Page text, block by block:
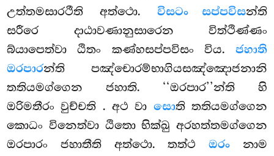
උත්තමසාරථීති අත්ථො. විසටං සප්පවිසන්ති
සරීරෙ දාඨාවණානුසාරෙන විත්ථිණ්ණං
බ්යාපෙත්වා ඨිතං කණ්හසප්පවිසං විය. ජහාති
ඔරපාරන්ති පඤ්චොරම්භාගියසඤ්ඤොජනානි
තතියමග්ගෙන ජහාති. ‘‘ඔරපාර’’න්ති හි
ඔරිමතීරං වුච්චති . අථ වා සොති තතියමග්ගෙන
කොධං විනෙත්වා ඨිතො භික්ඛු අරහත්තමග්ගෙන
ඔරපාරං ජහාතීති අත්ථො. තත්ථඔරං නාම